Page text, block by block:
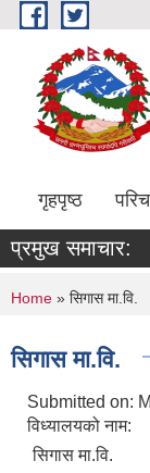
Skip to main content
गृहपृष्ठ
प्रमुख समाचार:
You are
Home » सिगास मा.वि.
सिगास मा.वि.
Submitted on:
विध्यालयको नाम:
सिगास मा.वि.